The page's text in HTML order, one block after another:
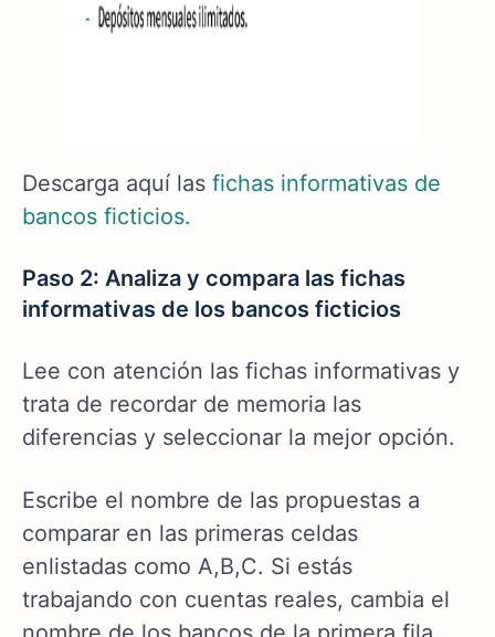
Descarga aquí las fichas informativas de
bancos ficticios.
Paso 2: Analiza y compara las fichas
informativas de los bancos ficticios
Lee con atención las fichas informativas y
trata de recordar de memoria las
diferencias y seleccionar la mejor opción.
Escribe el nombre de las propuestas a
comparar en las primeras celdas
enlistadas como A,B,C. Si estás
trabajando con cuentas reales, cambia el